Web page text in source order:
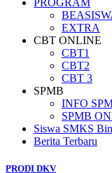
EXTRA
CBT ONLINE
CBT1
CBT2
CBT 3
SPMB
INFO
SPMB
Siswa SMKS
Berita Terbaru
PRODI DKV